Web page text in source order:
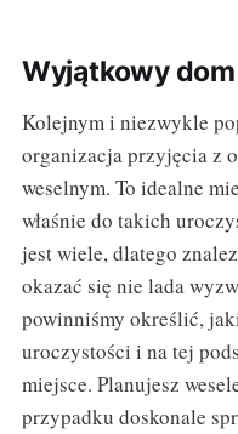
Wyjątkowy
Kolejnym i niezwykle
organizacja przyjęcia z
weselnym. To idealne
właśnie do takich
jest wiele, dlatego
okazać się nie lada
powinniśmy określić,
uroczystości i na tej
miejsce. Planujesz
przypadku doskonale